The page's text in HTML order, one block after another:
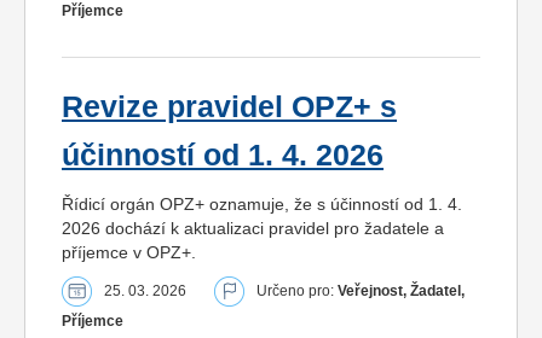
Příjemce
Revize pravidel OPZ+ s
účinností od 1. 4. 2026
Řídicí orgán OPZ+ oznamuje, že s účinností od 1. 4.
2026 dochází k aktualizaci pravidel pro žadatele a
příjemce v OPZ+.
25. 03. 2026 Určeno pro: Veřejnost, Žadatel,
Příjemce